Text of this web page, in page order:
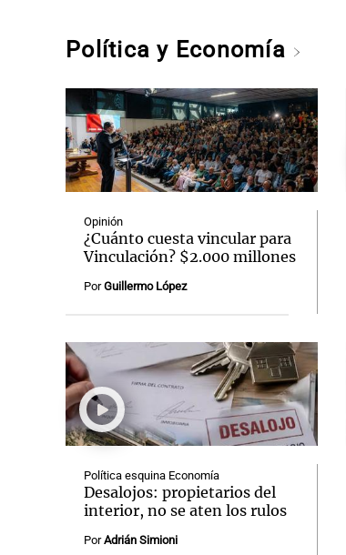
Política y Economía
Opinión
¿Cuánto cuesta vincular para
Vinculación? $2.000 millones
PorGuillermo López
Política esquina Economía
Desalojos: propietarios del
interior, no se aten los rulos
PorAdrián Simioni